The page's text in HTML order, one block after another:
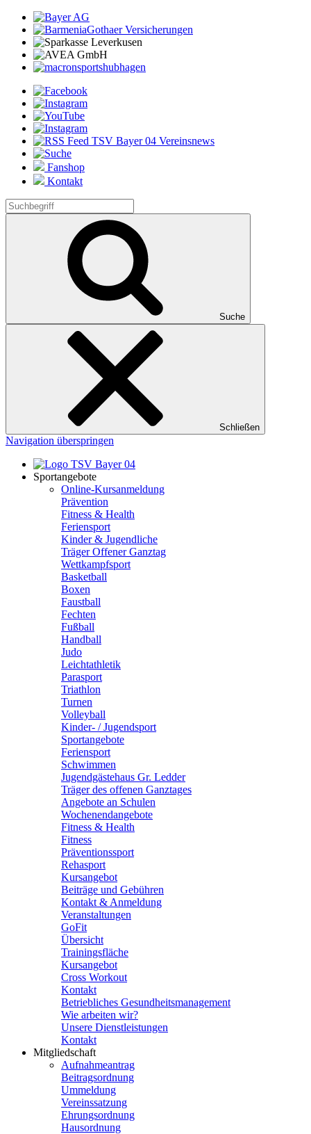
Fanshop
Kontakt
Suche
Schließen
Navigation überspringen
Sportangebote
Online-Kursanmeldung
Prävention
Fitness & Health
Feriensport
Kinder & Jugendliche
Träger Offener Ganztag
Wettkampfsport
Basketball
Boxen
Faustball
Fechten
Fußball
Handball
Judo
Leichtathletik
Parasport
Triathlon
Turnen
Volleyball
Kinder- / Jugendsport
Sportangebote
Feriensport
Schwimmen
Jugendgästehaus Gr. Ledder
Träger des offenen Ganztages
Angebote an Schulen
Wochenendangebote
Fitness & Health
Fitness
Präventionssport
Rehasport
Kursangebot
Beiträge und Gebühren
Kontakt & Anmeldung
Veranstaltungen
GoFit
Übersicht
Trainingsfläche
Kursangebot
Cross Workout
Kontakt
Betriebliches Gesundheitsmanagement
Wie arbeiten wir?
Unsere Dienstleistungen
Kontakt
Mitgliedschaft
Aufnahmeantrag
Beitragsordnung
Ummeldung
Vereinssatzung
Ehrungsordnung
Hausordnung